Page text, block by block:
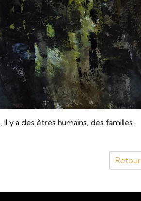
y a des êtres humains, des familles.
Retour